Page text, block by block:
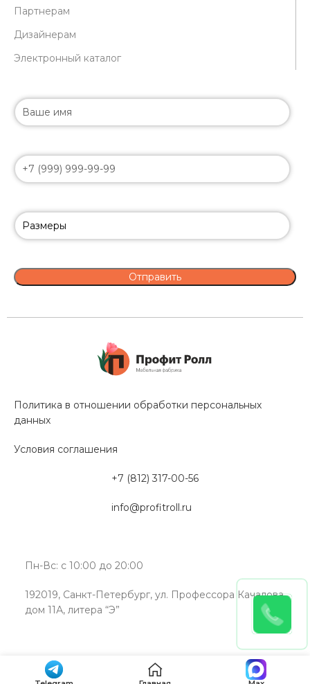
Партнерам
Дизайнерам
Электронный каталог
Политика в отношении обработки персональных
данных
Условия соглашения
+7 (812) 317-00-56
info@profitroll.ru
Пн-Вс: с 10:00 до 20:00
192019, Санкт-Петербург, ул. Профессора Качалова,
дом 11А, литера “Э”